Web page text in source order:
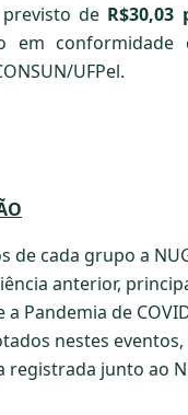
de
em conformidade
UFPel.
de cada grupo a
anterior,
Pandemia de
nestes
registrada junto ao